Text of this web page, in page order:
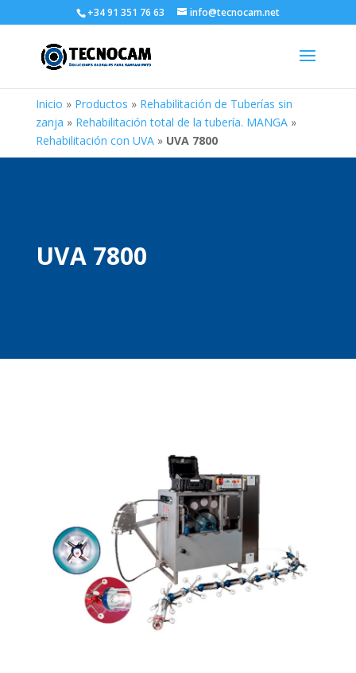
+34 91 351 76 63 info@tecnocam.net
Inicio » Productos » Rehabilitación de Tuberías sin
zanja » Rehabilitación total de la tubería. MANGA»
Rehabilitación con UVA» UVA 7800
UVA 7800